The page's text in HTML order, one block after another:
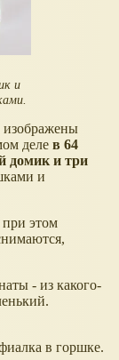
и
деле в 64
домик и три
и
этом
- из какого-
в горшке.